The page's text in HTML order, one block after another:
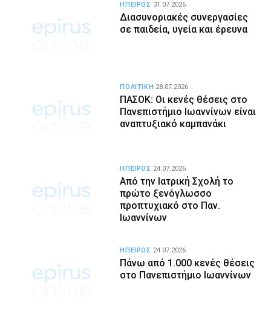
Διασυνοριακές συνεργασίες
σε παιδεία, υγεία και έρευνα
ΗΠΕΙΡΟΣ 31.07.2026
ΠΑΣΟΚ: Οι κενές θέσεις στο
Πανεπιστήμιο Ιωαννίνων είναι
αναπτυξιακό καμπανάκι
ΠΟΛΙΤΙΚΗ 28.07.2026
Από την Ιατρική Σχολή το
πρώτο ξενόγλωσσο
προπτυχιακό στο Παν.
Ιωαννίνων
ΗΠΕΙΡΟΣ 24.07.2026
Πάνω από 1.000 κενές θέσεις
στο Πανεπιστήμιο Ιωαννίνων
ΗΠΕΙΡΟΣ 24.07.2026